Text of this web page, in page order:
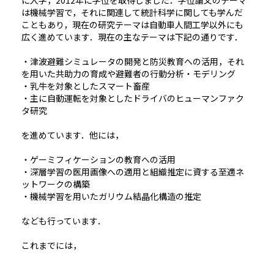
は機械学習で，それに関連して統計科学に関しても学んだ
こともあり，現在の研究テーマは自動車人間工学以外にも
広く進めています．現在の主なテーマは下記の通りです．
・津波避難シミュレータの開発と防災教育への活用，それ
を用いた共助力の育成や避難者の行動分析・モデリング
・乳牛を対象としたスマート畜産
・主に自動運転を対象としたドライバのヒューマンファク
タ研究
を進めています．他には，
・ゲーミフィケーションの教育への活用
・深層学習の医用画像への適用と組織推定に資する至適ネ
ットワークの構築
・機械学習を用いたガリウム結晶化構造の推定
なども行っています．
これまでには，